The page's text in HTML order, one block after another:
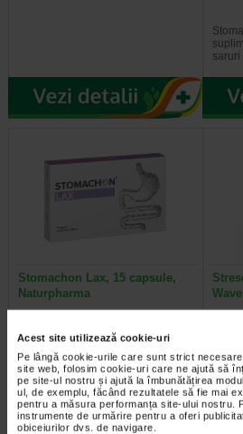
Acest site utilizează cookie-uri
Pe lângă cookie-urile care sunt strict
site web, folosim cookie-uri care ne ajută să
pe site-ul nostru și ajută la îmbunătățirea
ul, de exemplu, făcând rezultatele să fie mai
pentru a măsura performanța site-ului nostru.
instrumente de urmărire pentru a oferi
obiceiurilor dvs. de navigare.
Stomachon Lax, 15 capsule,
Naturpharma
Senna – contribuie la functionarea
normala a tractului intestinal; utila
in mentinerea functiilor…